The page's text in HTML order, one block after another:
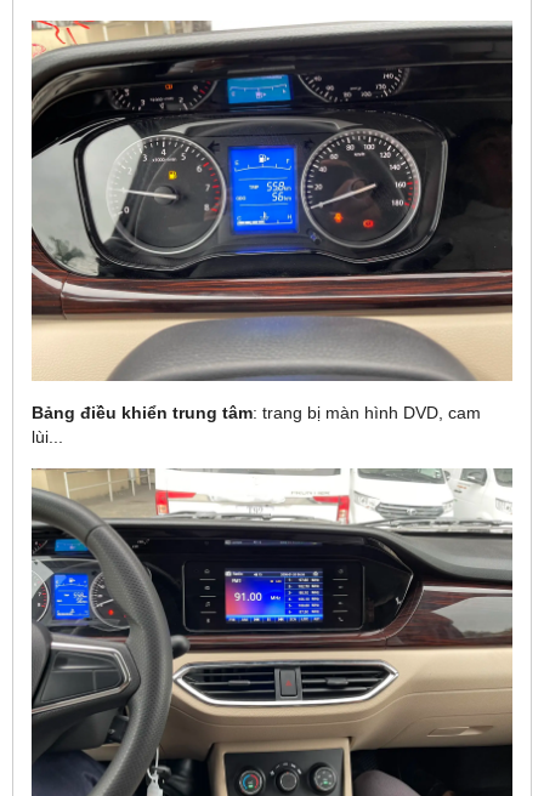
Bảng điều khiển trung tâm: trang bị màn hình DVD, cam
lùi...